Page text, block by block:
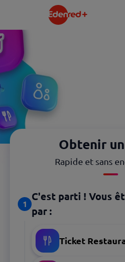
Obtenir
Rapide et sans
1
C'est parti ! Vous
par :
Ticket